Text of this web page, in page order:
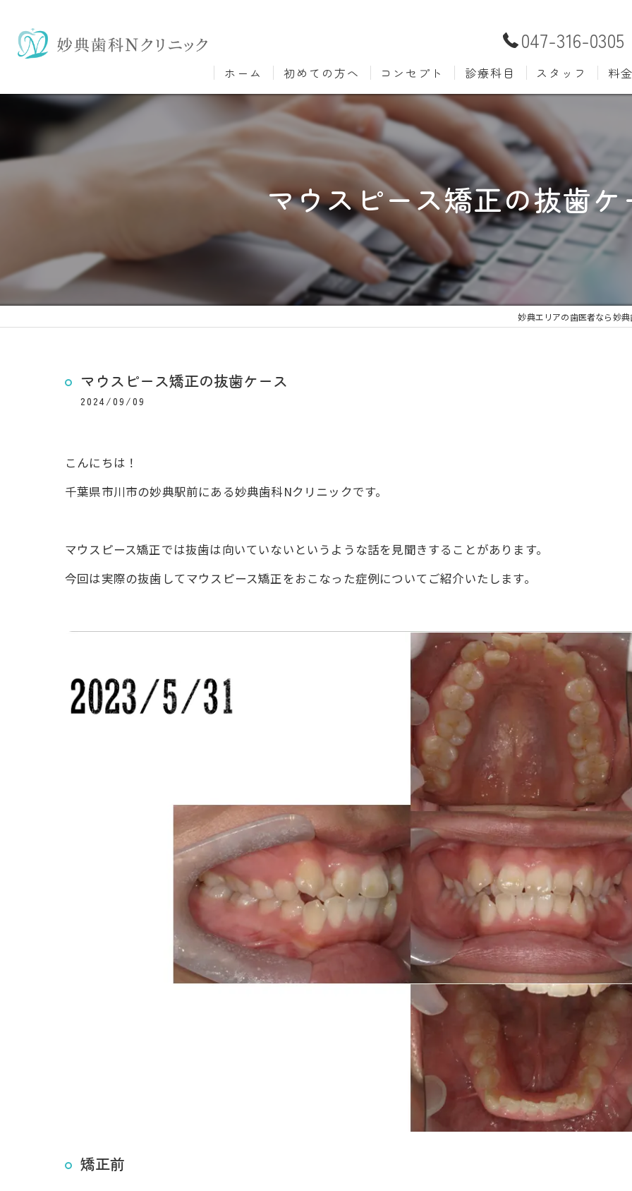
047-316-0305
ホーム 初めての方へ コンセプト 診療科目
むし歯治療
小児歯科
口腔外科
ホワイトニング 歯科検診
審美歯科 根管治療
知覚過敏
大人の矯正 子ども
スタッフ 料
マウスピース矯正の抜歯ケ
妙典エリアの歯医者なら妙
マウスピース矯正の抜歯ケース
2024/09/09
こんにちは！
千葉県市川市の妙典駅前にある妙典歯科Nクリニックです。
マウスピース矯正では抜歯は向いていないというような話を見聞きすることがあります。
今回は実際の抜歯してマウスピース矯正をおこなった症例についてご紹介いたします。
矯正前